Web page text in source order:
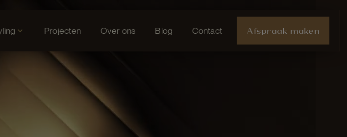
Projecten Over ons Blog Contact Afspraak maken